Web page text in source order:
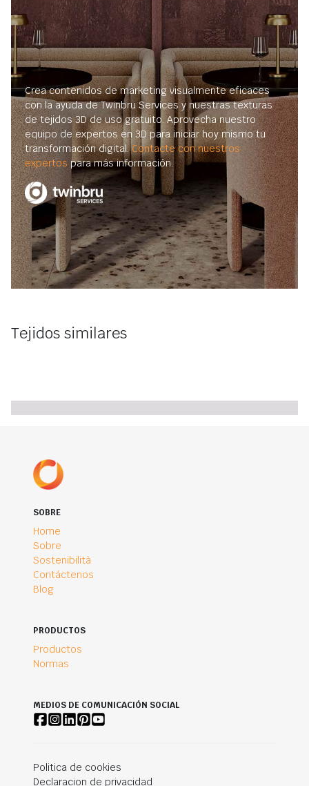
Crea contenidos de marketing visualmente eficaces
con la ayuda de Twinbru Services y nuestras texturas
de tejidos 3D de uso gratuito. Aprovecha nuestro
equipo de expertos en 3D para iniciar hoy mismo tu
transformación digital.Contacte con nuestros
expertos para más información.
Tejidos similares
SOBRE
Home
Sobre
Sostenibilità
Contáctenos
Blog
PRODUCTOS
Productos
Normas
MEDIOS DE COMUNICACIÓN SOCIAL
Politica de cookies
Declaracion de privacidad